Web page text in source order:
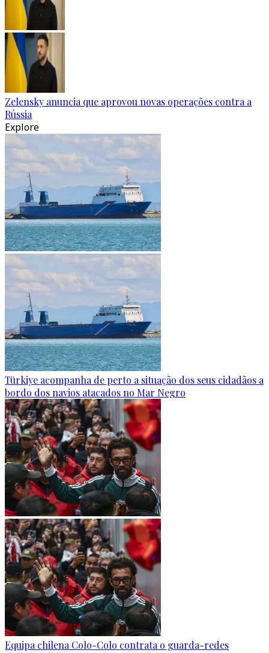
Zelensky anuncia que aprovou novas operações contra a
Rússia
Explore
Türkiye acompanha de perto a situação dos seus cidadãos a
bordo dos navios atacados no Mar Negro
Equipa chilena Colo-Colo contrata o guarda-redes